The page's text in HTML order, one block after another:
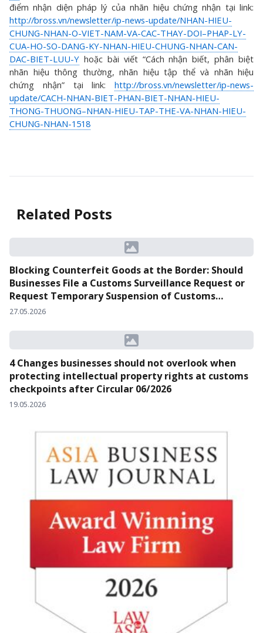
điểm nhận diện pháp lý của nhãn hiệu chứng nhận tại link:
http://bross.vn/newsletter/ip-news-update/NHAN-HIEU-
CHUNG-NHAN-O-VIET-NAM-VA-CAC-THAY-DOI–PHAP-LY-
CUA-HO-SO-DANG-KY-NHAN-HIEU-CHUNG-NHAN-CAN-
DAC-BIET-LUU-Y hoặc bài viết “Cách nhận biết, phân biệt
nhãn hiệu thông thường, nhãn hiệu tập thể và nhãn hiệu
chứng nhận” tại link: http://bross.vn/newsletter/ip-news-
update/CACH-NHAN-BIET-PHAN-BIET-NHAN-HIEU-
THONG-THUONG–NHAN-HIEU-TAP-THE-VA-NHAN-HIEU-
CHUNG-NHAN-1518
Related Posts
Blocking Counterfeit Goods at the Border: Should
Businesses File a Customs Surveillance Request or
Request Temporary Suspension of Customs
Clearance?
27.05.2026
4 Changes businesses should not overlook when
protecting intellectual property rights at customs
checkpoints after Circular 06/2026
19.05.2026